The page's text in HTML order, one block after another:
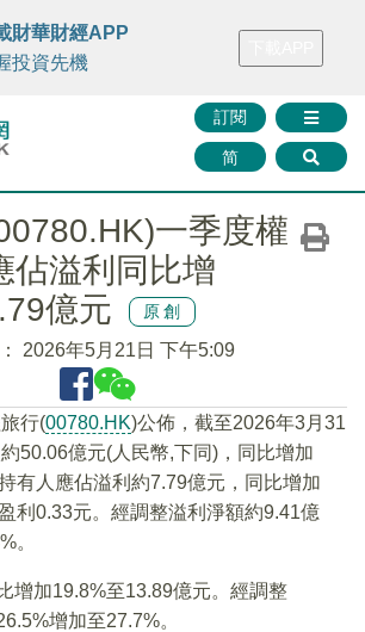
FINTV FINMETA 財華證券 媒體矩陣
訂閱
简
財華財經APP
投資先機
一季度權
佔溢利同比增
億元
原創
2026年5月21日 下午5:09
行(00780.HK)公佈，截至2026年3月31
50.06億元(人民幣,下同)，同比增加
有人應佔溢利約7.79億元，同比增加
利0.33元。經調整溢利淨額約9.41億
。
增加19.8%至13.89億元。經調整
增加至27.7%。